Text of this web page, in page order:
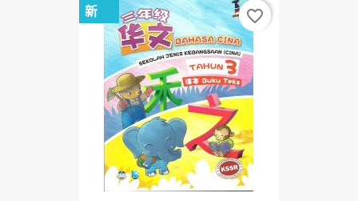
新 favorite_border